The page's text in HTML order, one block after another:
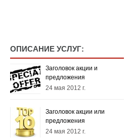
ОПИСАНИЕ УСЛУГ:
Заголовок акции и
предложения
24 мая 2012 г.
Заголовок акции или
предложения
24 мая 2012 г.